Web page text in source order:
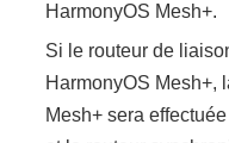
HarmonyOS Mesh+.
Si le routeur de
HarmonyOS Mesh+,
Mesh+ sera